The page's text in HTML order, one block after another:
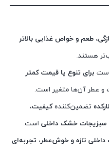
طعم و خواص غذایی بالاتر
هستند.
برای تنوع یا قیمت کمتر
و عطر آن‌ها متغیر است.
تضمین‌کنندهکیفیت،
سبزیجات خشک داخلی است.
داخلی تازه و خوش‌عطر، تجربه‌ای